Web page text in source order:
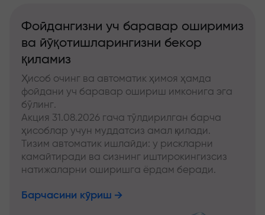
Фойдангизни уч баравар оширимиз
ва йўқотишларингизни бекор
қиламиз
Ҳисоб очинг ва автоматик ҳимоя ҳамда
фойдани уч баравар ошириш имконига эга
бўлинг.
Акция 31.08.2026 гача тўлдирилган барча
ҳисоблар учун муддатсиз амал қилади.
Тизим автоматик ишлайди: у рискларни
камайтиради ва сизнинг иштирокингизсиз
натижаларни оширишга ёрдам беради.
Барчасини кўриш